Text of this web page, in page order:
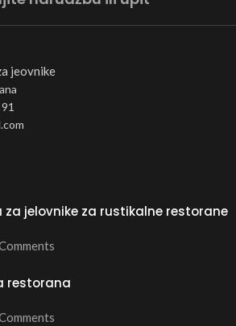
jeovnike
za jelovnike za rustikalne restorane
restorana